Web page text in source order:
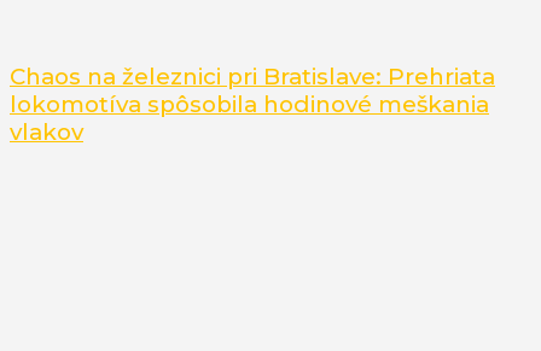
Chaos na železnici pri Bratislave: Prehriata
lokomotíva spôsobila hodinové meškania
vlakov